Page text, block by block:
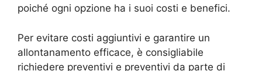
poiché ogni opzione ha i suoi costi e benefici.
Per evitare costi aggiuntivi e garantire un
allontanamento efficace, è consigliabile
richiedere preventivi e preventivi da parte di